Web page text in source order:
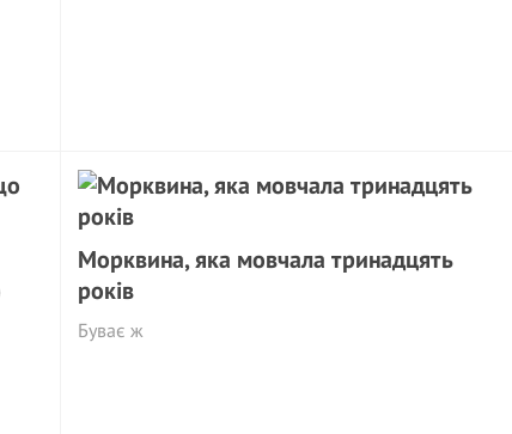
Морквина, яка мовчала тринадцять
років
Буває ж